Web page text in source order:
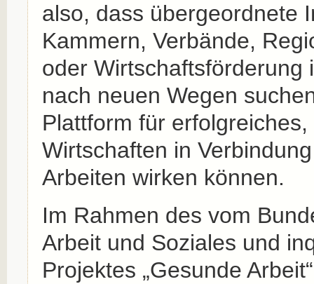
also, dass übergeordnete
Kammern, Verbände,
oder Wirtschaftsförderung
nach neuen Wegen
Plattform für
Wirtschaften in
Arbeiten wirken können.
Im Rahmen des vom
Arbeit und Soziales und
Projektes „Gesunde